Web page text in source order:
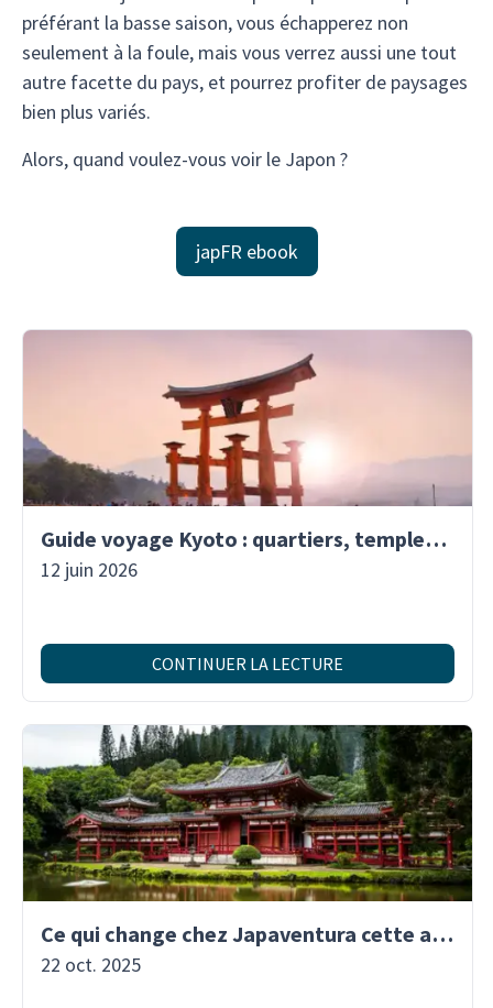
préférant la basse saison, vous échapperez non
seulement à la foule, mais vous verrez aussi une tout
autre facette du pays, et pourrez profiter de paysages
bien plus variés.
Alors, quand voulez-vous voir le Japon ?
japFR ebook
Guide voyage Kyoto : quartiers, temples & traditions | Japaventura
12 juin 2026
CONTINUER LA LECTURE
Ce qui change chez Japaventura cette année : encore plus de Japon à explorer !
22 oct. 2025